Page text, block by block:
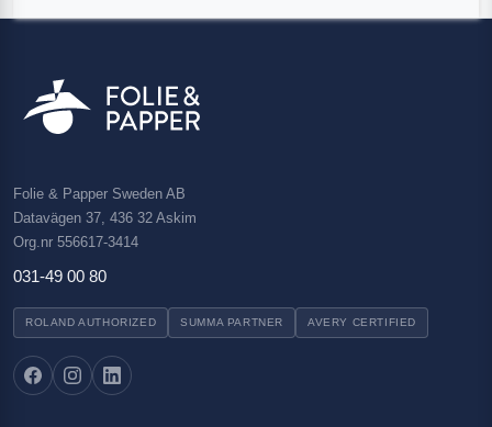
Folie & Papper Sweden AB
Datavägen 37, 436 32 Askim
Org.nr 556617-3414
031-49 00 80
ROLAND AUTHORIZED SUMMA PARTNER AVERY CERTIFIED